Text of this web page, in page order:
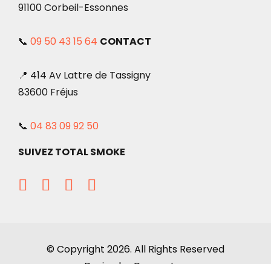
91100 Corbeil-Essonnes
📞 09 50 43 15 64 CONTACT
📍 414 Av Lattre de Tassigny
83600 Fréjus
📞 04 83 09 92 50
SUIVEZ TOTAL SMOKE
© Copyright 2026. All Rights Reserved